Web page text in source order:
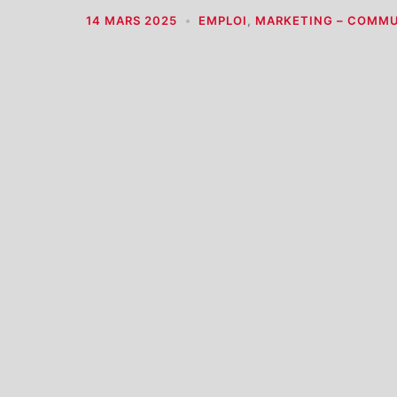
14 MARS 2025 EMPLOI , MARKETING –